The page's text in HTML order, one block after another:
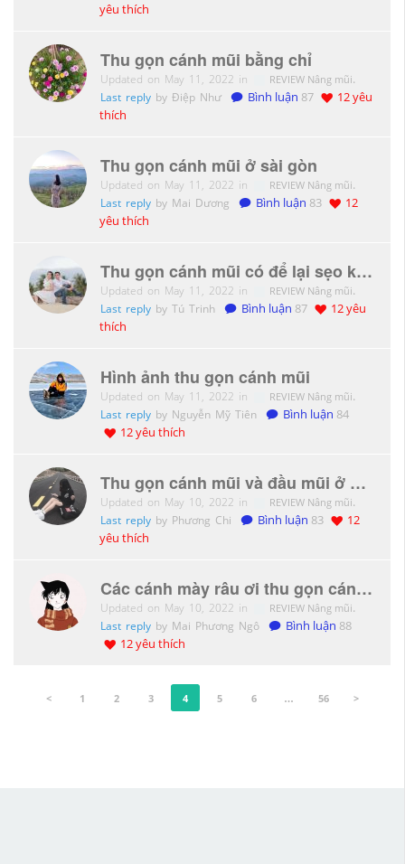
yêu thích
Thu gọn cánh mũi bằng chỉ
Updated on May 11, 2022 in REVIEW Nâng mũi.
Last reply by Điệp Như Bình luận 87
12 yêu
thích
Thu gọn cánh mũi ở sài gòn
Updated on May 11, 2022 in REVIEW Nâng mũi.
Last reply by Mai Dương Bình luận 83
12
yêu thích
Thu gọn cánh mũi có để lại sẹo không
Updated on May 11, 2022 in REVIEW Nâng mũi.
Last reply by Tú Trinh Bình luận 87
12 yêu
thích
Hình ảnh thu gọn cánh mũi
Updated on May 11, 2022 in REVIEW Nâng mũi.
Last reply by Nguyễn Mỹ Tiên Bình luận 84
12 yêu thích
Thu gọn cánh mũi và đầu mũi ở đâu mới đẹp vậy mọi người ơi
Updated on May 10, 2022 in REVIEW Nâng mũi.
Last reply by Phương Chi Bình luận 83
12
yêu thích
Các cánh mày râu ơi thu gọn cánh mũi cho nam ở đây đẹp vậy
Updated on May 10, 2022 in REVIEW Nâng mũi.
Last reply by Mai Phương Ngô Bình luận 88
12 yêu thích
< 1 2 3 4 5 6 … 56 >